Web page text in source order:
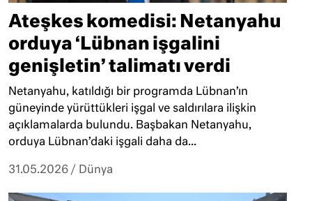
Ateşkes komedisi: Netanyahu
orduya ‘Lübnan işgalini
genişletin’ talimatı verdi
Netanyahu, katıldığı bir programda Lübnan’ın
güneyinde yürüttükleri işgal ve saldırılara ilişkin
açıklamalarda bulundu. Başbakan Netanyahu,
orduya Lübnan’daki işgali daha da...
31.05.2026 / Dünya